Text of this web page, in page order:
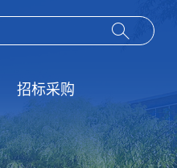
招标采购
招标信息
服务指南
结果公示